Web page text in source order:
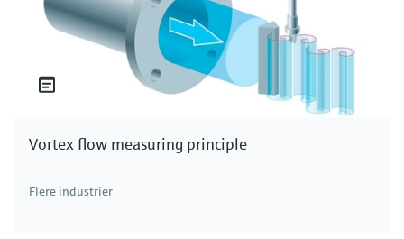
Vortex flow measuring principle
Flere industrier